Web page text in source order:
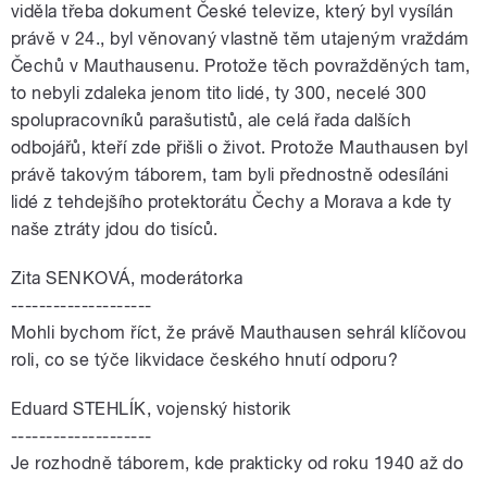
viděla třeba dokument České televize, který byl vysílán
právě v 24., byl věnovaný vlastně těm utajeným vraždám
Čechů v Mauthausenu. Protože těch povražděných tam,
to nebyli zdaleka jenom tito lidé, ty 300, necelé 300
spolupracovníků parašutistů, ale celá řada dalších
odbojářů, kteří zde přišli o život. Protože Mauthausen byl
právě takovým táborem, tam byli přednostně odesíláni
lidé z tehdejšího protektorátu Čechy a Morava a kde ty
naše ztráty jdou do tisíců.
Zita SENKOVÁ, moderátorka
--------------------
Mohli bychom říct, že právě Mauthausen sehrál klíčovou
roli, co se týče likvidace českého hnutí odporu?
Eduard STEHLÍK, vojenský historik
--------------------
Je rozhodně táborem, kde prakticky od roku 1940 až do